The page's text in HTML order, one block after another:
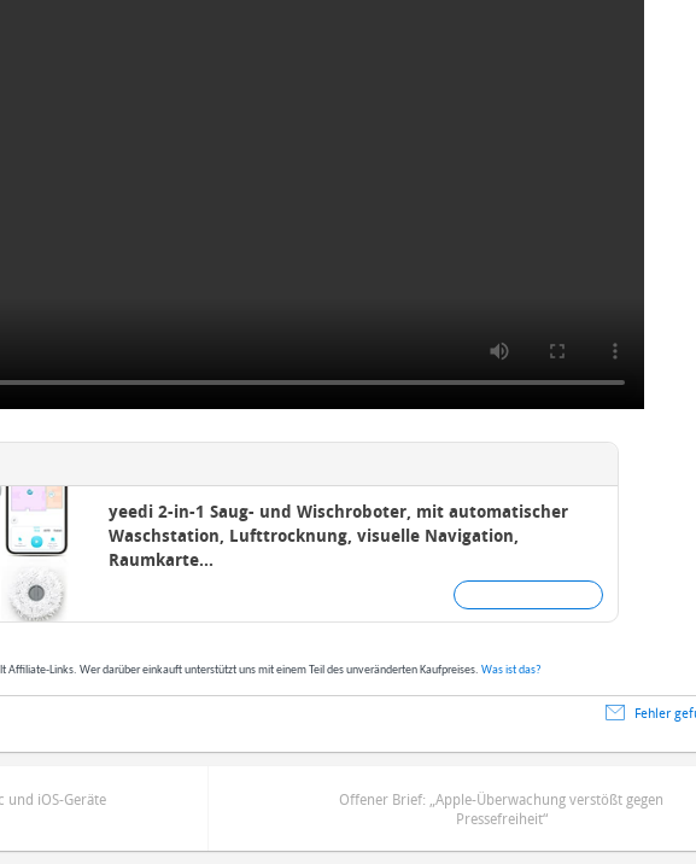
yeedi 2-in-1 Saug- und Wischroboter, mit automatischer
Waschstation, Lufttrocknung, visuelle Navigation,
Raumkarte...
Affiliate-Links. Wer darüber einkauft unterstützt uns mit einem Teil des unveränderten Kaufpreises. Was ist das?
Fehler
und iOS-Geräte
Offener Brief: „Apple-Überwachung verstößt gegen
Pressefreiheit“